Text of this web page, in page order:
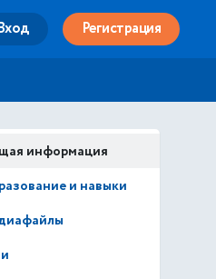
Регистрация
информация
и навыки